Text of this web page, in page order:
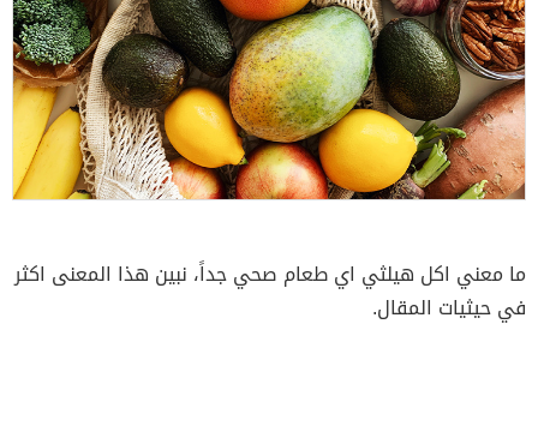
ما معني اكل هيلثي اي طعام صحي جداً، نبين هذا المعنى اكثر
في حيثيات المقال.